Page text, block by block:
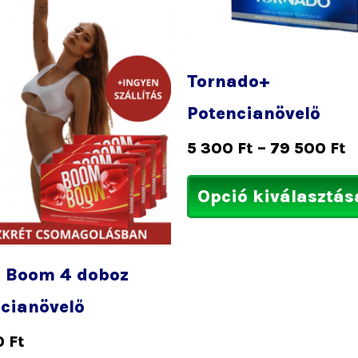
Boom 4 doboz
Ft
Tornado+
Potencianövelő
5 300 Ft – 79 500 Ft
Opció